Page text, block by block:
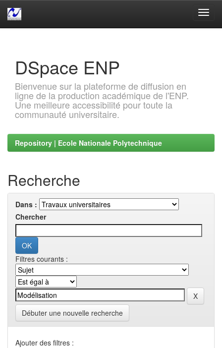
DSpace ENP
Bienvenue sur la plateforme de diffusion en
ligne de la production académique de l'ENP.
Une meilleure accessibilité pour toute la
communauté universitaire.
Repository | Ecole Nationale Polytechnique
Recherche
Dans :
Chercher
Filtres courants :
Débuter une nouvelle recherche
Ajouter des filtres :